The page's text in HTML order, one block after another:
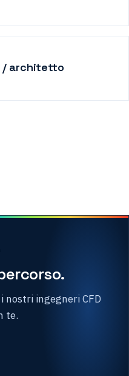
/ architetto
nostri ingegneri CFD
te.